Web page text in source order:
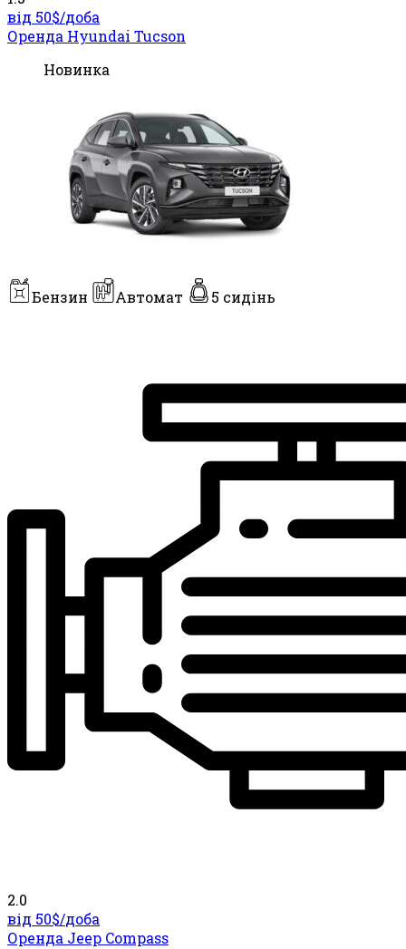
від 50$/доба
Оренда Hyundai Tucson
Новинка
Бензин Автомат 5 сидінь
2.0
від 50$/доба
Оренда Jeep Compass